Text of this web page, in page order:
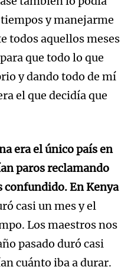
y manejarme
todos aquellos meses
que todo lo que
y dando todo de mí
el que decidía que
era el único país en
paros reclamando
confundido. En Kenya
casi un mes y el
Los maestros nos
pasado duró casi
cuánto iba a durar.